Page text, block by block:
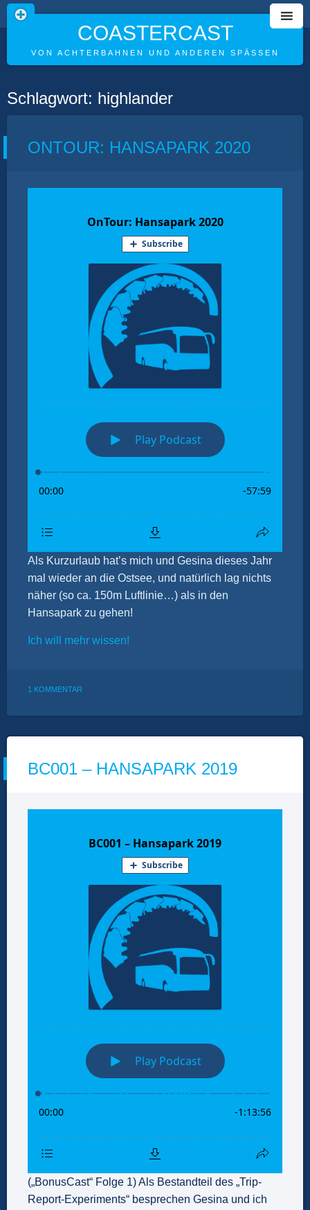
COASTERCAST
VON ACHTERBAHNEN UND ANDEREN SPÄSSEN
Skip
Schlagwort: highlander
ONTOUR: HANSAPARK 2020
Als Kurzurlaub hat’s mich und Gesina dieses Jahr
mal wieder an die Ostsee, und natürlich lag nichts
näher (so ca. 150m Luftlinie…) als in den
Hansapark zu gehen!
Ich will mehr wissen!
1 KOMMENTAR
BC001 – HANSAPARK 2019
(„BonusCast“ Folge 1) Als Bestandteil des „Trip-
Report-Experiments“ besprechen Gesina und ich